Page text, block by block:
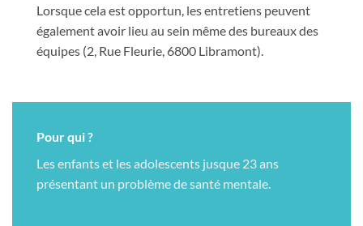
Lorsque cela est opportun, les entretiens peuvent
également avoir lieu au sein même des bureaux des
équipes (2, Rue Fleurie, 6800 Libramont).
Pour qui ?
Les enfants et les adolescents jusque 23 ans
présentant un problème de santé mentale.